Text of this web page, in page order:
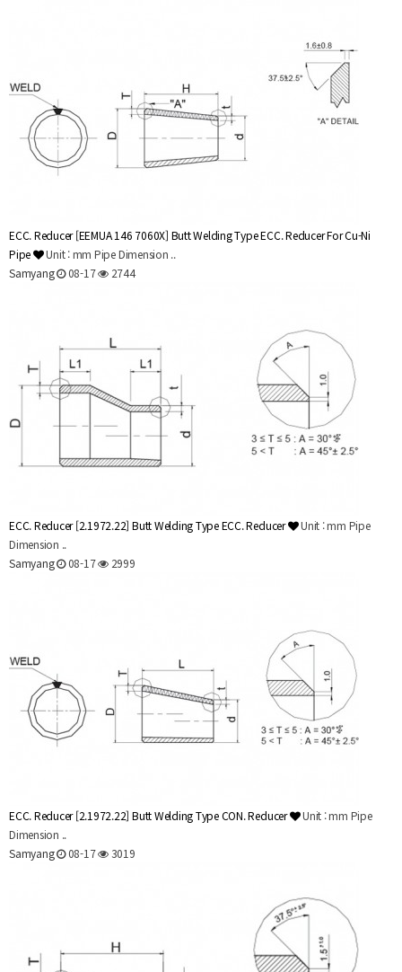
ECC. Reducer [EEMUA 146 7060X] Butt Welding Type ECC. Reducer For Cu-Ni
Pipe
Unit : mm Pipe Dimension ..
Samyang
08-17 2744
ECC. Reducer [2.1972.22] Butt Welding Type ECC. Reducer
Unit : mm Pipe
Dimension ..
Samyang
08-17 2999
ECC. Reducer [2.1972.22] Butt Welding Type CON. Reducer
Unit : mm Pipe
Dimension ..
Samyang
08-17 3019